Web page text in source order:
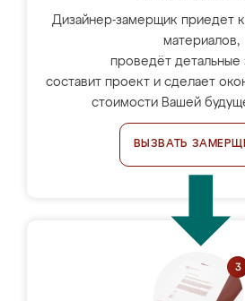
Дизайнер-замерщик приедет
материалов,
проведёт детальные
составит проект и сделает
стоимости Вашей
ВЫЗВАТЬ